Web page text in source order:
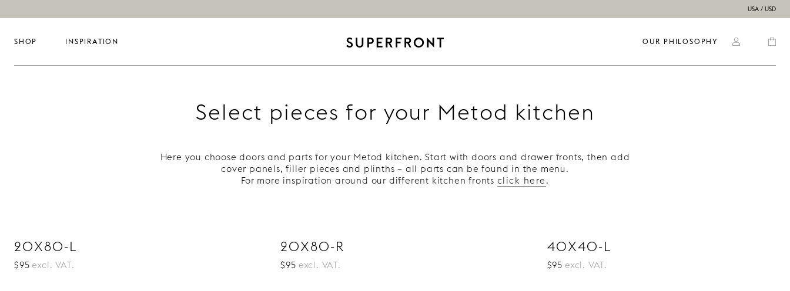
USA / USD
SHOP INSPIRATION OUR PHILOSOPHY
Select pieces for your Metod kitchen
Here you choose doors and parts for your Metod kitchen. Start with doors and drawer fronts, then add
cover panels, filler pieces and plinths – all parts can be found in the menu.
For more inspiration around our different kitchen fronts click here .
20X80-L
$95 excl. VAT.
20X80-R
$95 excl. VAT.
40X40-L
$95 excl. VAT.